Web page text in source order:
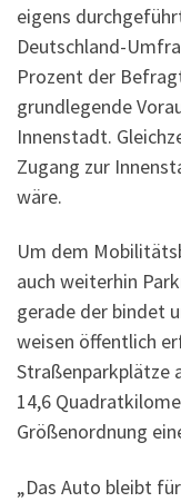
eigens
Deutschland-
Prozent der
grundlegende
Innenstadt.
Zugang zur
wäre.
Um dem
auch weiterhin
gerade der bindet
weisen öffentlich
Straßenparkplätze
14,6
Größenordnung
„Das Auto bleibt